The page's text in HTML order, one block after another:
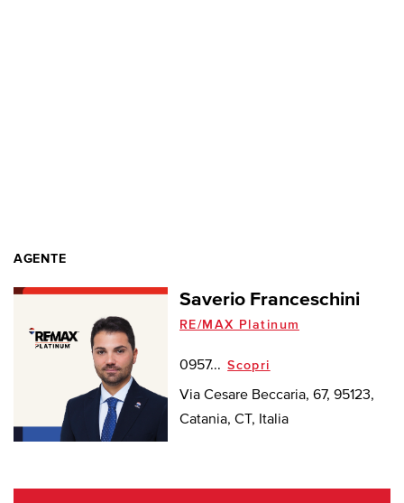
AGENTE
Saverio Franceschini
RE/MAX Platinum
0957... Scopri
Via Cesare Beccaria, 67, 95123,
Catania, CT, Italia